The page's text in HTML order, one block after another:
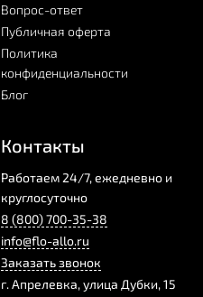
Вопрос-ответ
Публичная оферта
Политика
конфиденциальности
Блог
Контакты
Работаем 24/7, ежедневно и
круглосуточно
8 (800) 700-35-38
info@flo-allo.ru
Заказать звонок
г.Апрелевка,улица Дубки, 15